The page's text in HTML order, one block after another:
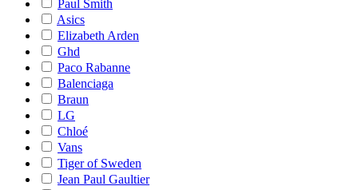
Paul Smith
Asics
Elizabeth Arden
Ghd
Paco Rabanne
Balenciaga
Braun
LG
Chloé
Vans
Tiger of Sweden
Jean Paul Gaultier